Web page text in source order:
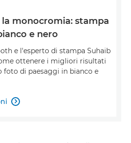
monocromia: stampa
e nero
e l'esperto di stampa Suhaib
ottenere i migliori risultati
foto di paesaggi in bianco e
